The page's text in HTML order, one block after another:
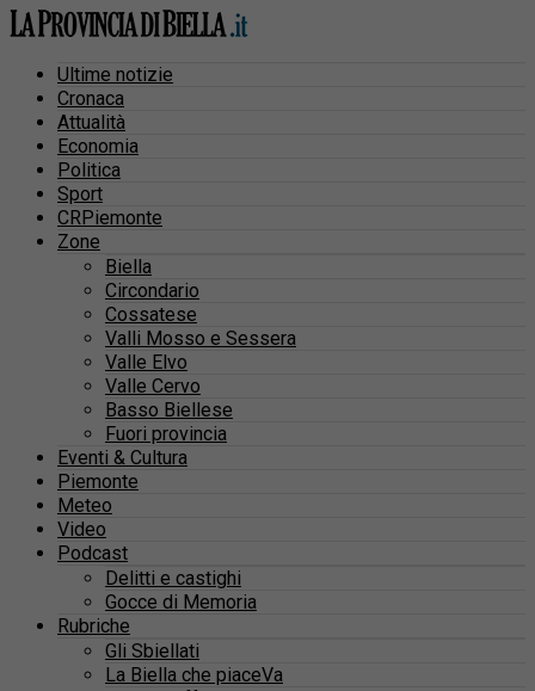
Ultime notizie
Cronaca
Attualità
Economia
Politica
Sport
CRPiemonte
Zone
Biella
Circondario
Cossatese
Valli Mosso e Sessera
Valle Elvo
Valle Cervo
Basso Biellese
Fuori provincia
Eventi & Cultura
Piemonte
Meteo
Video
Podcast
Delitti e castighi
Gocce di Memoria
Rubriche
Gli Sbiellati
La Biella che piaceVa